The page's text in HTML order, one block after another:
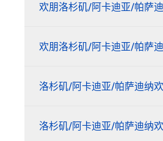
欢朋洛杉矶/阿卡迪亚/帕萨
欢朋洛杉矶/阿卡迪亚/帕萨
洛杉矶/阿卡迪亚/帕萨迪纳
洛杉矶/阿卡迪亚/帕萨迪纳